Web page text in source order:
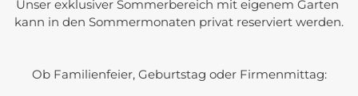
Unser exklusiver Sommerbereich mit eigenem Garten
kann in den Sommermonaten privat reserviert werden.
Ob Familienfeier, Geburtstag oder Firmenmittag: